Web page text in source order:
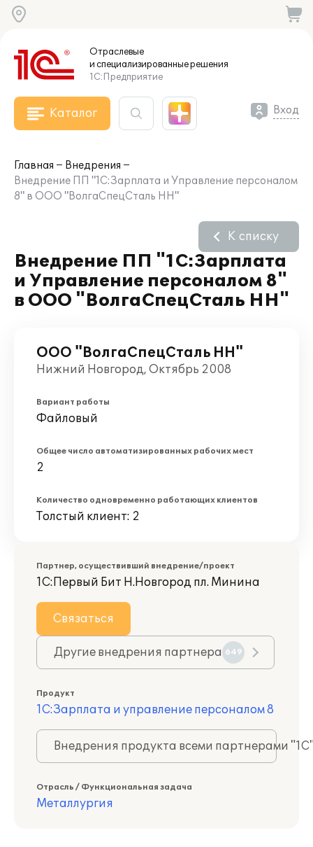
Отраслевые
и специализированныерешения
1С:Предприятие
Каталог Вход
Главная
Внедрения
Внедрение ПП "1С:Зарплата и Управление персоналом
8" в ООО "ВолгаСпецСталь НН"
Внедрение ПП "1С:Зарплата
и Управление персоналом 8"
в ООО "ВолгаСпецСталь НН"
К списку
ООО "ВолгаСпецСталь НН"
Нижний Новгород, Октябрь 2008
Вариант работы
Файловый
Общее число автоматизированных рабочих мест
2
Количество одновременно работающих клиентов
Толстый клиент: 2
Партнер, осуществивший внедрение/проект
1С:Первый Бит Н.Новгород пл. Минина
Связаться
Другие внедрения партнера 649
Продукт
1С:Зарплата и управление персоналом 8
Внедрения продукта всеми партнерами
Отрасль / Функциональная задача
Металлургия